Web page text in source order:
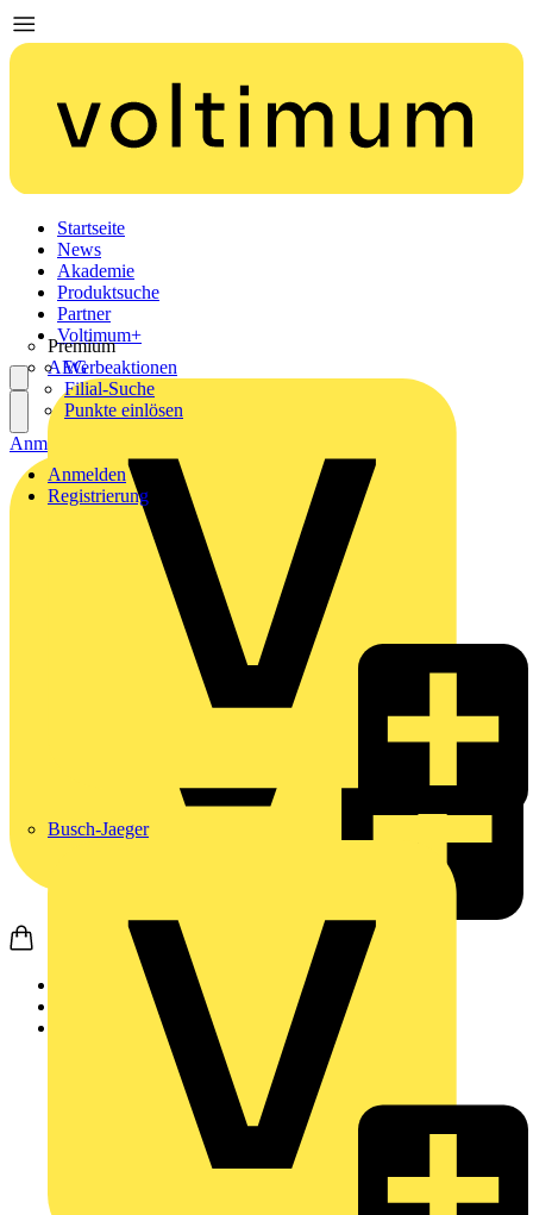
Startseite
News
Akademie
Produktsuche
Partner
Premium
AEG
Busch-Jaeger
Voltimum+
Werbeaktionen
Filial-Suche
Punkte einlösen
Anmelden
Registrierung
Anmelden